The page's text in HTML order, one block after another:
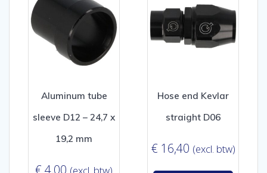
Aluminum tube
sleeve D12 – 24,7 x
19,2 mm
€ 4,00 (excl. btw)
Hose end Kevlar
straight D06
€ 16,40 (excl. btw)